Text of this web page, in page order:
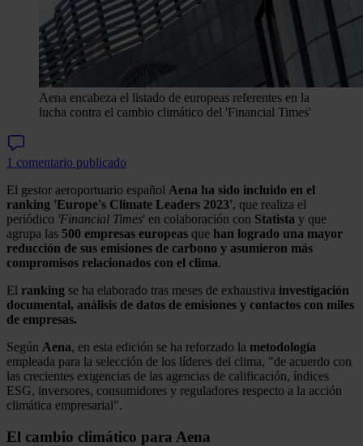
Aena encabeza el listado de europeas referentes en la
lucha contra el cambio climático del 'Financial Times'
1 comentario publicado
El gestor aeroportuario español Aena ha sido incluido en el
ranking 'Europe's Climate Leaders 2023', que realiza el
periódico 'Financial Times' en colaboración con Statista y que
agrupa las 500 empresas europeas que han logrado una mayor
reducción de sus emisiones de carbono y asumieron más
compromisos relacionados con el clima.
El ranking se ha elaborado tras meses de exhaustiva investigación
documental, análisis de datos de emisiones y contactos con miles
de empresas.
Según Aena, en esta edición se ha reforzado la metodología
empleada para la selección de los líderes del clima, "de acuerdo con
las crecientes exigencias de las agencias de calificación, índices
ESG, inversores, consumidores y reguladores respecto a la acción
climática empresarial".
El cambio climático para Aena